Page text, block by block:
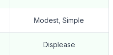
Modest, Simple
Displease